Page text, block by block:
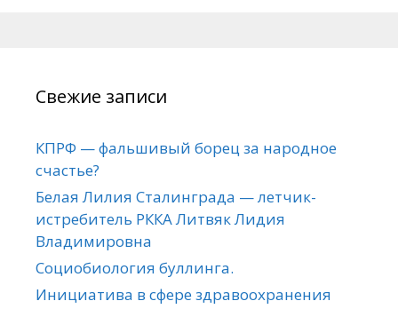
Свежие записи
КПРФ — фальшивый борец за народное
счастье?
Белая Лилия Сталинграда — летчик-
истребитель РККА Литвяк Лидия
Владимировна
Социобиология буллинга.
Инициатива в сфере здравоохранения